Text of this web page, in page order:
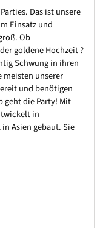
Das ist unsere
Einsatz und
Ob
goldene Hochzeit ?
Schwung in ihren
meisten unserer
und benötigen
geht die Party! Mit
in
Asien gebaut. Sie